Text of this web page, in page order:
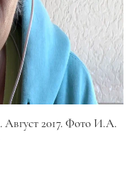
2017. Фото И.А.